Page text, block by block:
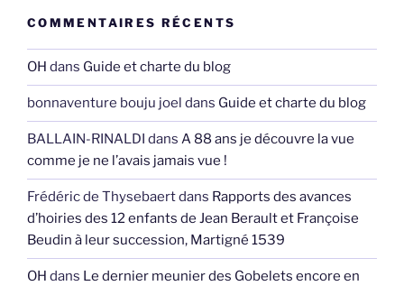
COMMENTAIRES RÉCENTS
OH dans Guide et charte du blog
bonnaventure bouju joel dans Guide et charte du blog
BALLAIN-RINALDI dans A 88 ans je découvre la vue
comme je ne l’avais jamais vue !
Frédéric de Thysebaertdans Rapports des avances
d’hoiries des 12 enfants de Jean Berault et Françoise
Beudin à leur succession, Martigné 1539
OH dans Le dernier meunier des Gobelets encore en